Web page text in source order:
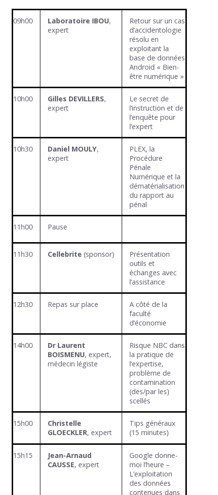
09h00 Laboratoire IBOU,
expert
Retour sur un cas
d’accidentologie
résolu en
exploitant la
base de données
Android « Bien-
être numérique »
10h00 Gilles DEVILLERS,
expert
Le secret de
l’instruction et de
l’enquête pour
l’expert
10h30 Daniel MOULY,
expert
PLEX, la
Procédure
Pénale
Numérique et la
dématérialisation
du rapport au
pénal
11h00 Pause
11h30 Cellebrite (sponsor)
Présentation
outils et
échanges avec
l’assistance
12h30 Repas sur place
A côté de la
faculté
d’économie
14h00
Dr Laurent
BOISMENU, expert,
médecin légiste
Risque NBC dans
la pratique de
l’expertise,
problème de
contamination
(des/par les)
scellés
15h00
Christelle
GLOECKLER, expert
Tips généraux
(15 minutes)
15h15
Jean-Arnaud
CAUSSE, expert
Google donne-
moi l’heure –
L’exploitation
des données
contenues dans